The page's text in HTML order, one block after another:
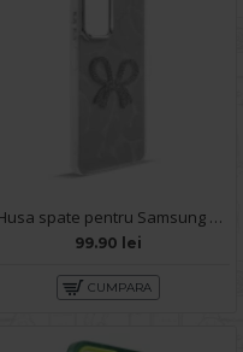
Husa spate pentru Samsung Galaxy A14 - KOOL Case
99.90 lei
CUMPARA